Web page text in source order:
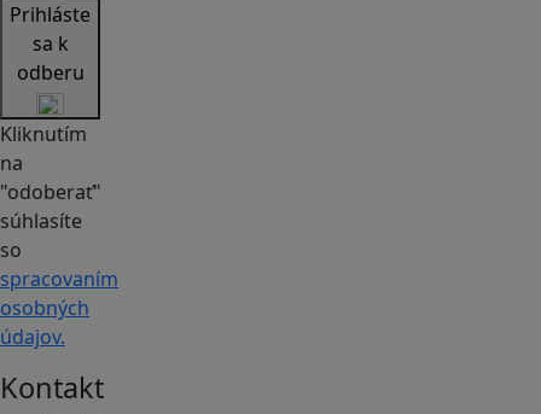
Prihláste
sa k
odberu
Kliknutím
na
"odoberať"
súhlasíte
so
spracovaním
osobných
údajov.
Kontakt